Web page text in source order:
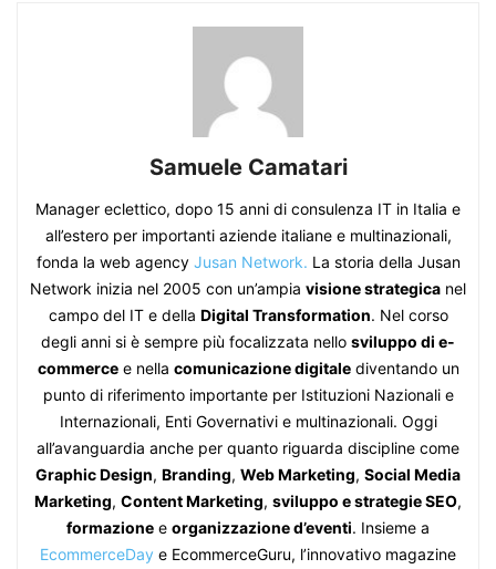
Samuele Camatari
Manager eclettico, dopo 15 anni di consulenza IT in Italia e
all’estero per importanti aziende italiane e multinazionali,
fonda la web agency Jusan Network. La storia della Jusan
Network inizia nel 2005 con un’ampia visione strategica nel
campo del IT e della Digital Transformation. Nel corso
degli anni si è sempre più focalizzata nello sviluppo di e-
commercee nella comunicazione digitalediventando un
punto di riferimento importante per Istituzioni Nazionali e
Internazionali, Enti Governativi e multinazionali. Oggi
all’avanguardia anche per quanto riguarda discipline come
Graphic Design, Branding, Web Marketing, Social Media
Marketing, Content Marketing, sviluppo e strategie SEO,
formazione e organizzazione d’eventi. Insieme a
EcommerceDay e EcommerceGuru, l’innovativo magazine